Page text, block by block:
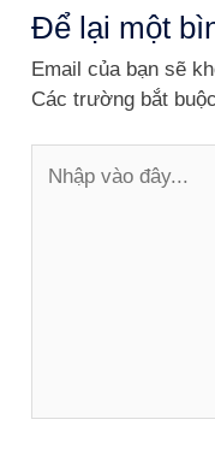
Để lại một
Email của bạn sẽ
Các trường bắt
vào